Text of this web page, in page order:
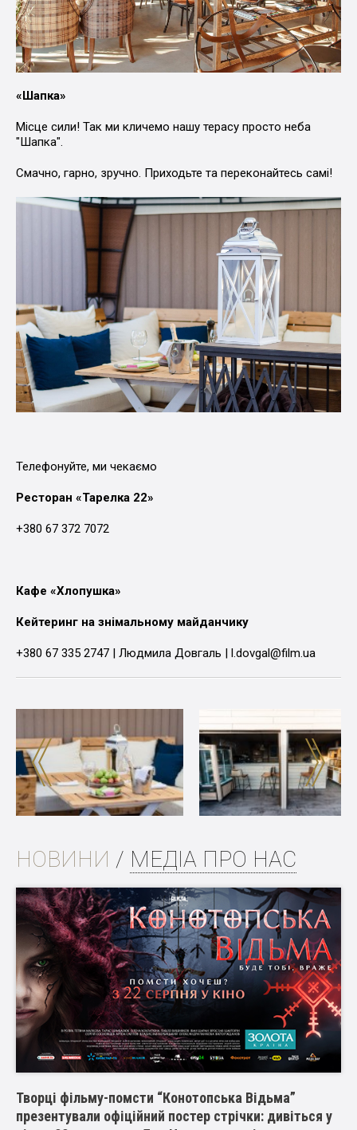
«Шапка»
Місце сили! Так ми кличемо нашу терасу просто неба
"Шапка".
Смачно, гарно, зручно. Приходьте та переконайтесь самі!
Телефонуйте, ми чекаємо
Ресторан «Тарелка 22»
+380 67 372 7072
Кафе «Хлопушка»
Кейтеринг на знімальному майданчику
+380 67 335 2747 | Людмила Довгаль | l.dovgal@film.ua
НОВИНИ / МЕДІА ПРО НАС
Творці фільму-помсти “Конотопська Відьма”
презентували офіційний постер стрічки: дивіться у